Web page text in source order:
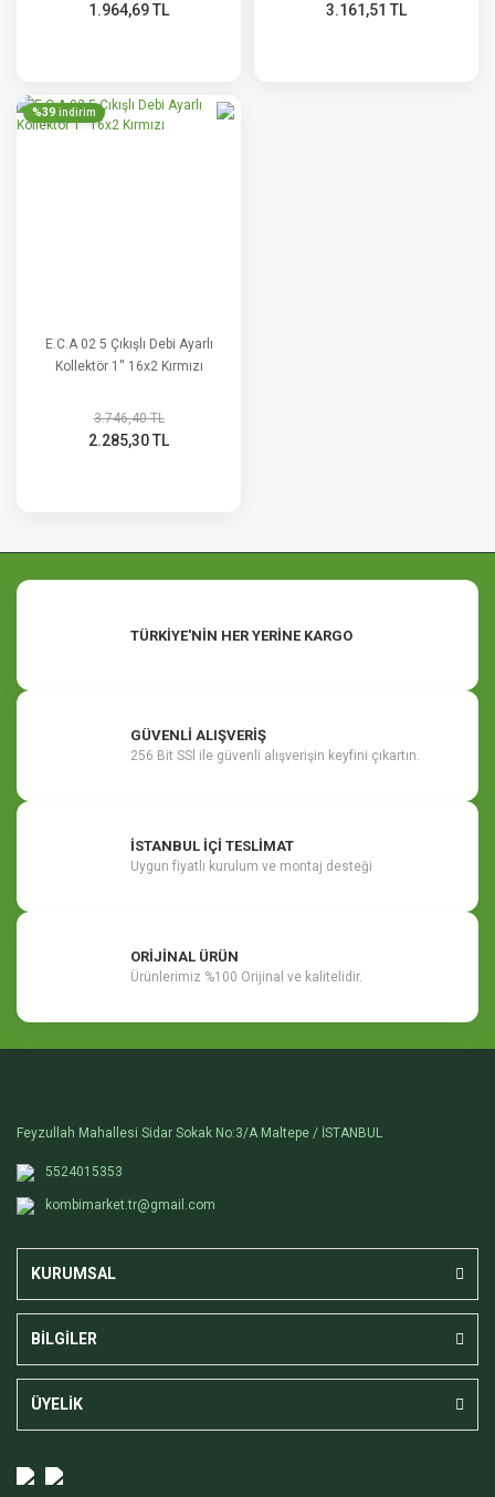
1.964,69 TL 3.161,51 TL
%39 indirim
E.C.A 02 5 Çıkışlı Debi Ayarlı
Kollektör 1'' 16x2 Kırmızı
3.746,40 TL
2.285,30 TL
TÜRKİYE'NİN HER YERİNE KARGO
GÜVENLİ ALIŞVERİŞ
256 Bit SSl ile güvenli alışverişin keyfini çıkartın.
İSTANBUL İÇİ TESLİMAT
Uygun fiyatlı kurulum ve montaj desteği
ORİJİNAL ÜRÜN
Ürünlerimiz %100 Orijinal ve kalitelidir.
Feyzullah Mahallesi Sidar Sokak No:3/A Maltepe / İSTANBUL
5524015353
kombimarket.tr@gmail.com
KURUMSAL
BİLGİLER
ÜYELİK